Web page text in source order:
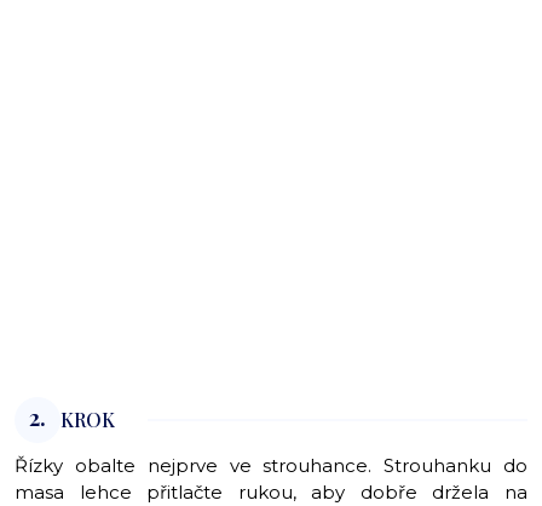
2. KROK
Řízky obalte nejprve ve strouhance. Strouhanku do
masa lehce přitlačte rukou, aby dobře držela na